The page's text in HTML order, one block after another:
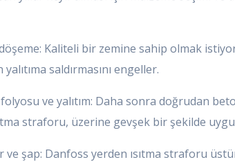
Kaliteli bir zemine sahip olmak
saldırmasını engeller.
ve yalıtım: Daha sonra doğrudan
straforu, üzerine gevşek bir şekilde
ve şap: Danfoss yerden ısıtma straforu